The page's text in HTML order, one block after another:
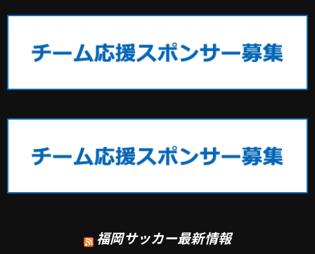
福岡サッカー最新情報